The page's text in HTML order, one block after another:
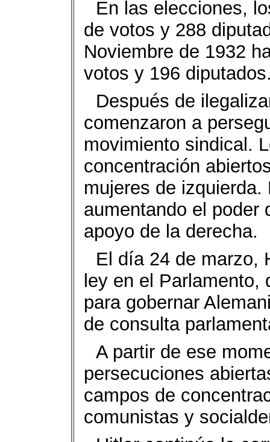
En las elecciones,
de votos y 288
Noviembre de 1932
votos y 196
Después de
comenzaron a
movimiento sindical.
concentración
mujeres de
aumentando el poder
apoyo de la derecha.
El día 24 de marzo,
ley en el
para gobernar
de consulta
A partir de ese
persecuciones
campos de
comunistas y